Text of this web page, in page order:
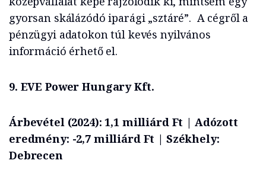
gyorsan skálázódó iparági „sztáré”. A cégről a
pénzügyi adatokon túl kevés nyilvános
információ érhető el.
9. EVE Power Hungary Kft.
Árbevétel (2024): 1,1 milliárd Ft | Adózott
eredmény: -2,7 milliárd Ft | Székhely:
Debrecen